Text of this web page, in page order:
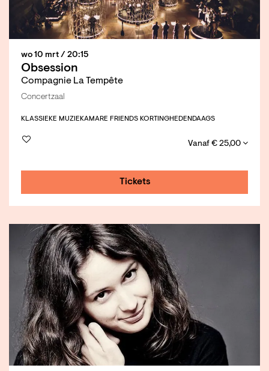
Obsession
Compagnie La Tempête
wo 10 mrt / 20:15
Concertzaal
KLASSIEKE MUZIEKAMARE FRIENDS KORTINGHEDENDAAGS
Vanaf € 25,00
Tickets